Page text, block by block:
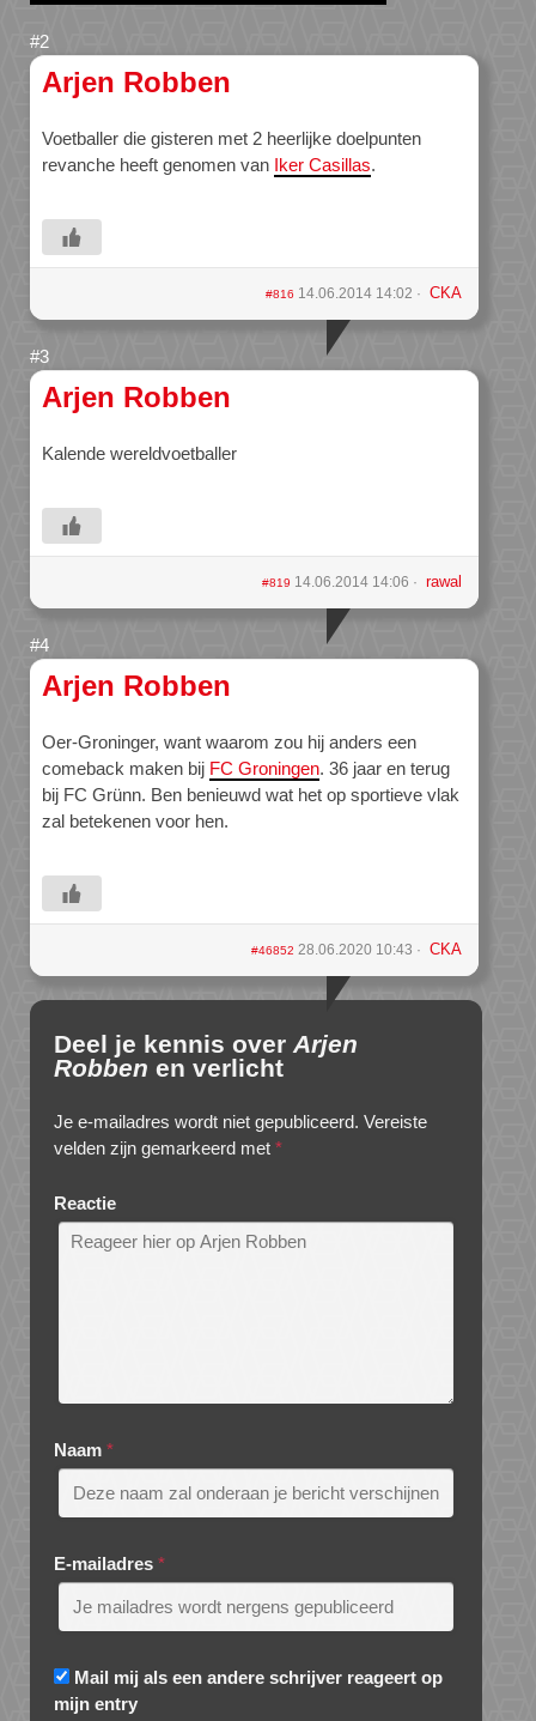
Arjen Robben
Voetballer die gisteren met 2 heerlijke doelpunten
revanche heeft genomen van Iker Casillas.
#816 14.06.2014 14:02 CKA
Arjen Robben
Kalende wereldvoetballer
#819 14.06.2014 14:06 rawal
Arjen Robben
Oer-Groninger, want waarom zou hij anders een
comeback maken bij FC Groningen. 36 jaar en terug
bij FC Grünn. Ben benieuwd wat het op sportieve vlak
zal betekenen voor hen.
#46852 28.06.2020 10:43 CKA
Deel je kennis over Arjen
Robben en verlicht
Je e-mailadres wordt niet gepubliceerd. Vereiste
velden zijn gemarkeerd met *
Reactie
Naam *
E-mailadres *
Mail mij als een andere schrijver reageert op
mijn entry